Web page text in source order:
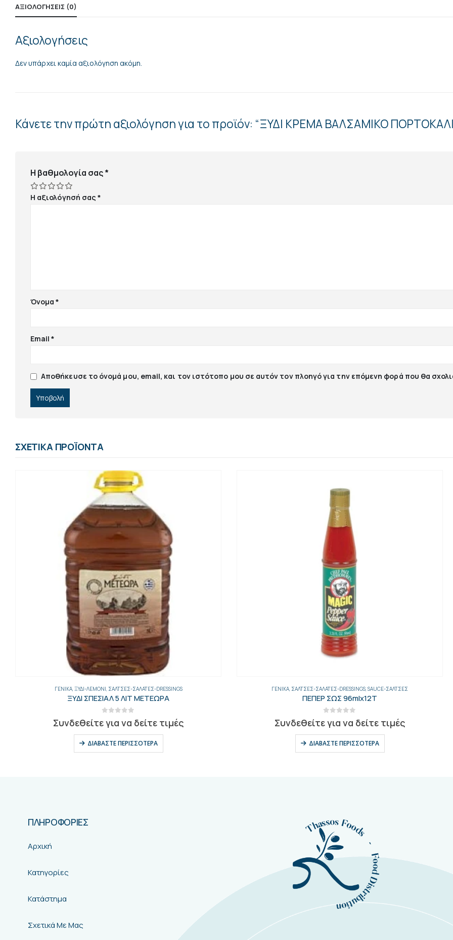
ΑΞΙΟΛΟΓΉΣΕΙΣ (0)
Αξιολογήσεις
Δεν υπάρχει καμία αξιολόγηση ακόμη.
Κάνετε την πρώτη αξιολόγηση για το προϊόν: “ΞΥΔΙ ΚΡΕΜΑ ΒΑΛΣΑΜΙΚΟ
Η βαθμολογία σας*
Η αξιολόγησή σας*
Όνομα*
Email*
Αποθήκευσε το όνομά μου, email, και τον ιστότοπο μου σε αυτόν τον πλοηγό για την επόμενη φορά που θα
ΣΧΕΤΙΚΆ ΠΡΟΪΌΝΤΑ
ΓΕΝΙΚΑ, ΞΎΔΙ-ΛΕΜΌΝΙ ΣΆΛΤΣΕΣ-ΣΑΛΆΤΕΣ-DRESSINGS
ΞΥΔΙ ΣΠΕΣΙΑΛ 5 ΛΙΤ ΜΕΤΕΩΡΑ
Συνδεθείτε για να δείτε τιμές
ΔΙΑΒΆΣΤΕ ΠΕΡΙΣΣΌΤΕΡΑ
ΓΕΝΙΚΑ ΣΆΛΤΣΕΣ-ΣΑΛΆΤΕΣ-DRESSINGS SAUCE-ΣΆΛΤΣΕΣ
ΠΕΠΕΡ ΣΩΣ 96mlx12Τ
Συνδεθείτε για να δείτε τιμές
ΔΙΑΒΆΣΤΕ ΠΕΡΙΣΣΌΤΕΡΑ
ΠΛΗΡΟΦΟΡΙΕΣ
Αρχική
Κατηγορίες
Κατάστημα
Σχετικά Με Μας